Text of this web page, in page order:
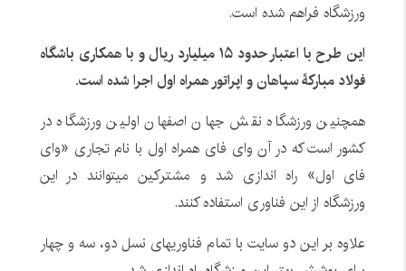
ورزشگاه فراهم شده است.
این طرح با اعتبار حدود ۱۵میلیارد ریال و با همکاری باشگاه
فولاد مبارکۀ سپاهان و اپراتور همراه اول اجرا شده است.
همچنین ورزشگاه نقش جهان اصفهان اولین ورزشگاه در
کشور است که در آن وای فای همراه اول با نام تجاری «وای
فای اول» راه اندازی شد و مشترکین میتوانند در این
ورزشگاه از این فناوری استفاده کنند.
علاوه بر این دو سایت با تمام فناوریهای نسل دو، سه و چهار